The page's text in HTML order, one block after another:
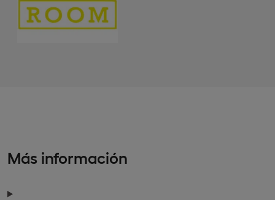
Más información